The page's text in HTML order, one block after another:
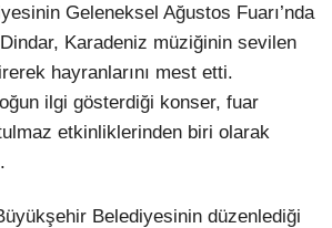
Youtube
Geleneksel Ağustos Fuarı’nda
Karadeniz müziğinin sevilen
hayranlarını mest etti.
ilgi gösterdiği konser, fuar
etkinliklerinden biri olarak
Belediyesinin düzenlediği